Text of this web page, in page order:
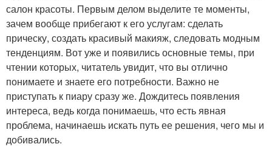
салон красоты. Первым делом выделите те моменты,
зачем вообще прибегают к его услугам: сделать
прическу, создать красивый макияж, следовать модным
тенденциям. Вот уже и появились основные темы, при
чтении которых, читатель увидит, что вы отлично
понимаете и знаете его потребности. Важно не
приступать к пиару сразу же. Дождитесь появления
интереса, ведь когда понимаешь, что есть явная
проблема, начинаешь искать путь ее решения, чего мы и
добивались.